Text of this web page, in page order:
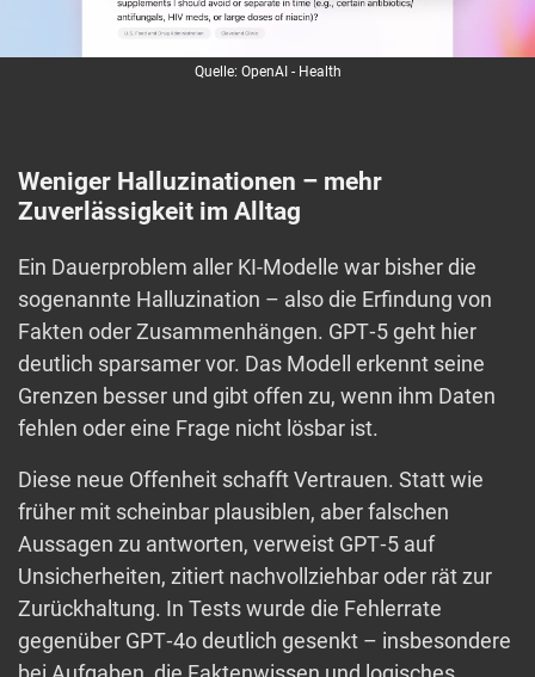
Quelle: OpenAI - Health
Weniger Halluzinationen – mehr
Zuverlässigkeit im Alltag
Ein Dauerproblem aller KI-Modelle war bisher die
sogenannte Halluzination – also die Erfindung von
Fakten oder Zusammenhängen. GPT‑5 geht hier
deutlich sparsamer vor. Das Modell erkennt seine
Grenzen besser und gibt offen zu, wenn ihm Daten
fehlen oder eine Frage nicht lösbar ist.
Diese neue Offenheit schafft Vertrauen. Statt wie
früher mit scheinbar plausiblen, aber falschen
Aussagen zu antworten, verweist GPT‑5 auf
Unsicherheiten, zitiert nachvollziehbar oder rät zur
Zurückhaltung. In Tests wurde die Fehlerrate
gegenüber GPT‑4o deutlich gesenkt – insbesondere